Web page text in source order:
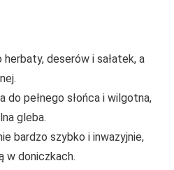
deserów i sałatek, a
do pełnego słońca i wilgotna,
gleba.
bardzo szybko i inwazyjnie,
w doniczkach.